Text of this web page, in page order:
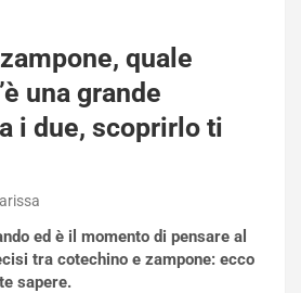
quale
una grande
i due, scoprirlo ti
ed è il momento di pensare al
tra cotechino e zampone: ecco
sapere.